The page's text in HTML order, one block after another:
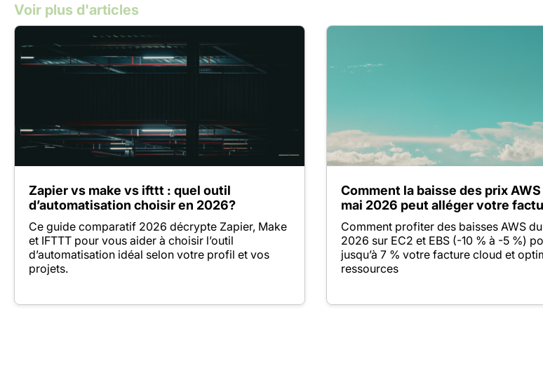
Voir plus d'articles
Zapier vs make vs ifttt : quel outil
d’automatisation choisir en 2026?
Ce guide comparatif 2026 décrypte Zapier, Make
et IFTTT pour vous aider à choisir l’outil
d’automatisation idéal selon votre profil et vos
projets.
Comment la baisse des prix
mai 2026 peut alléger votre
Comment profiter des baisses AWS
2026 sur EC2 et EBS (-10 % à -5 %)
jusqu’à 7 % votre facture cloud et
ressources